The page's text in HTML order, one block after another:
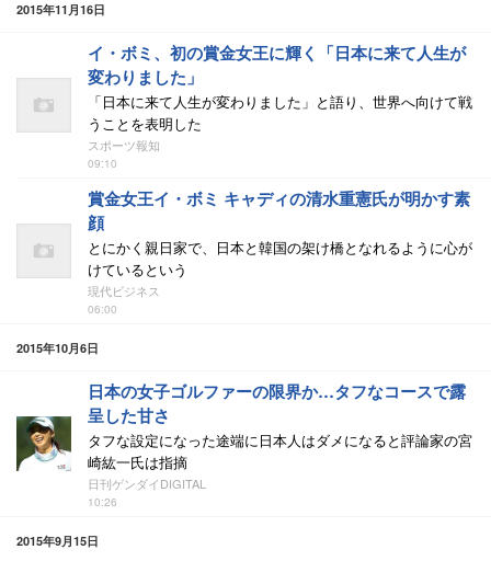
2015年11月16日
イ・ボミ、初の賞金女王に輝く「日本に来て人生が
変わりました」
「日本に来て人生が変わりました」と語り、世界へ向けて戦
うことを表明した
スポーツ報知
09:10
賞金女王イ・ボミ キャディの清水重憲氏が明かす素
顔
とにかく親日家で、日本と韓国の架け橋となれるように心が
けているという
現代ビジネス
06:00
2015年10月6日
日本の女子ゴルファーの限界か…タフなコースで露
呈した甘さ
タフな設定になった途端に日本人はダメになると評論家の宮
崎紘一氏は指摘
日刊ゲンダイDIGITAL
10:26
2015年9月15日